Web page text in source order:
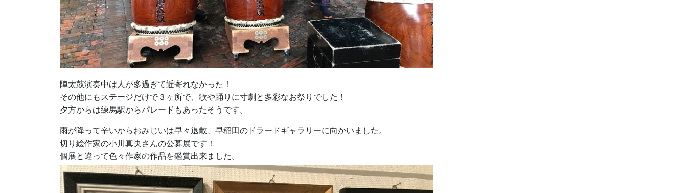
陣太鼓演奏中は人が多過ぎて近寄れなかった！
その他にもステージだけで３ヶ所で、歌や踊りに寸劇と多彩なお祭りでした！
夕方からは練馬駅からパレードもあったそうです。
雨が降って辛いからおみじいは早々退散、早稲田のドラードギャラリーに向かいました。
切り絵作家の小川真央さんの公募展です！
個展と違って色々作家の作品を鑑賞出来ました。